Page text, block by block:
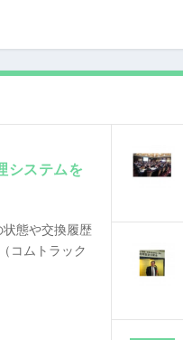
システムを
態や交換履歴
コムトラック